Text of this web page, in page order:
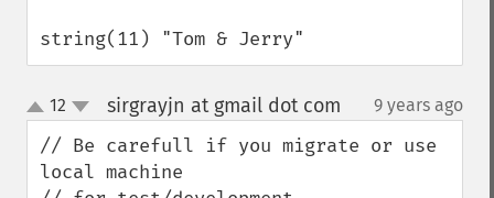
string(11) "Tom & Jerry"
up
down
12 sirgrayjn at gmail dot com 9 years ago
// Be carefull if you migrate or use
local machine